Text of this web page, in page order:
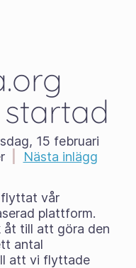
15 februari
Nästa inlägg
flyttat vår
plattform.
åt till att göra den
antal
att vi flyttade